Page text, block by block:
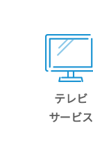
テレビ
サービス